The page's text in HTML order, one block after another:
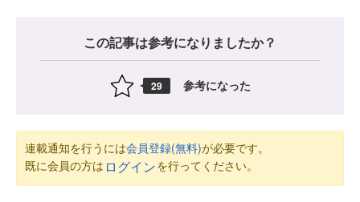
この記事は参考になりましたか？
29 参考になった
連載通知を行うには会員登録(無料)が必要です。
既に会員の方は ログインを行ってください。